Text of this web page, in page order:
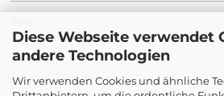
Diese Webseite verwendet
andere Technologien
Wir verwenden Cookies und ähnliche
RECHT